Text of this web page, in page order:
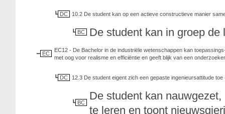
DC 10.2 De student kan op een actieve constructieve manier
BC De student kan in groep
EC
EC12 - De Bachelor in de industriële wetenschappen kan
met oog voor realisme en efficiëntie en geeft blijk van een
DC 12.3 De student eigent zich een gepaste ingenieursattitude
BC
De student kan
te leren en toont